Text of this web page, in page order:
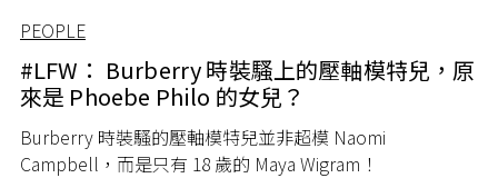
PEOPLE
#LFW： Burberry 時裝騷上的壓軸模特兒，原
來是 Phoebe Philo 的女兒？
Burberry 時裝騷的壓軸模特兒並非超模 Naomi
Campbell，而是只有 18 歲的 Maya Wigram！